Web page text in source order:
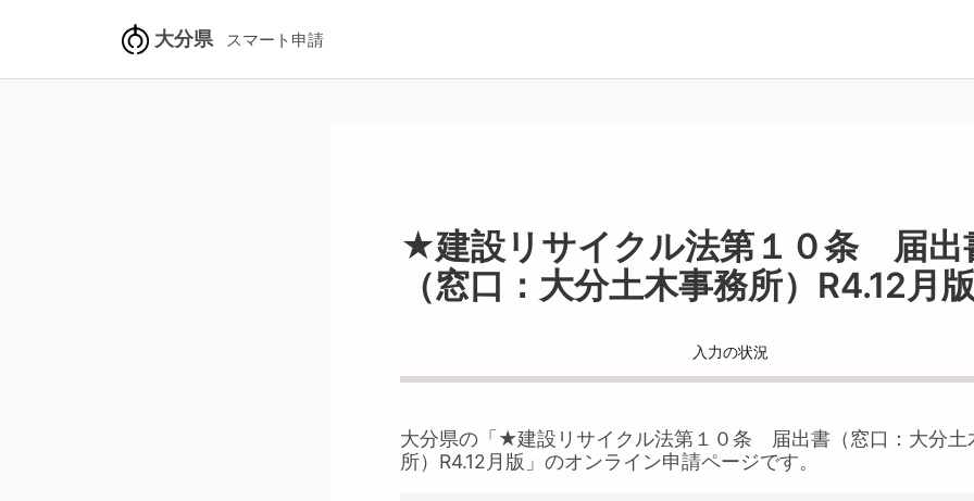
大分県 スマート申請
★建設リサイクル法第１０条 届出
（窓口：大分土木事務所）R4.12月版
入力の状況
大分県の「 ★建設リサイクル法第１０条 届出書（窓口：大分土
所）R4.12月版 」のオンライン申請ページです。